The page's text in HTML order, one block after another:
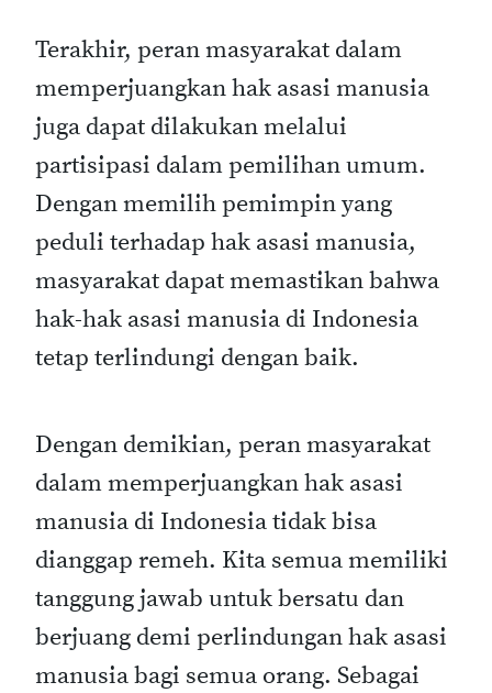
Terakhir, peran masyarakat dalam
memperjuangkan hak asasi manusia
juga dapat dilakukan melalui
partisipasi dalam pemilihan umum.
Dengan memilih pemimpin yang
peduli terhadap hak asasi manusia,
masyarakat dapat memastikan bahwa
hak-hak asasi manusia di Indonesia
tetap terlindungi dengan baik.
Dengan demikian, peran masyarakat
dalam memperjuangkan hak asasi
manusia di Indonesia tidak bisa
dianggap remeh. Kita semua memiliki
tanggung jawab untuk bersatu dan
berjuang demi perlindungan hak asasi
manusia bagi semua orang. Sebagai